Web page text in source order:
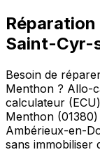
Saint-Cyr-
Besoin de
Menthon ? Allo-
calculateur
Menthon
Ambérieux-en-
sans immobiliser